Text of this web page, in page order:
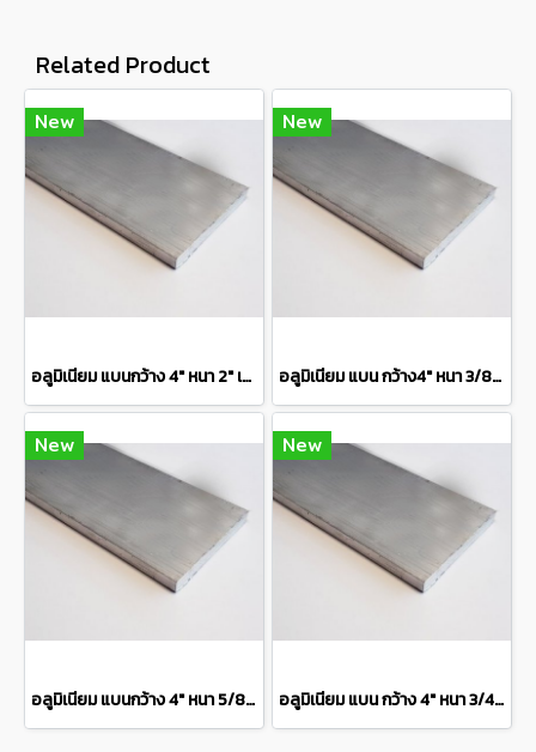
Related Product
New
อลูมิเนียม แบนกว้าง 4" หนา 2" เกรด 6063 Aluminium Flat Barแบ่งขายความยาว 10 เซนติเมตร
New
อลูมิเนียม แบน กว้าง4" หนา 3/8" เกรด 6063Aluminium Flat Bar แบ่งขายความยาว 10 เซนติเมตร
New
อลูมิเนียม แบนกว้าง 4" หนา 5/8" เกรด 6063 Aluminium Flat Bar แบ่งขายความยาว 10 เซนติเมตร
New
อลูมิเนียม แบน กว้าง 4" หนา 3/4" เกรด 6063 Aluminium Flat Bar แบ่งขายความยาว 10 เซนติเมตร